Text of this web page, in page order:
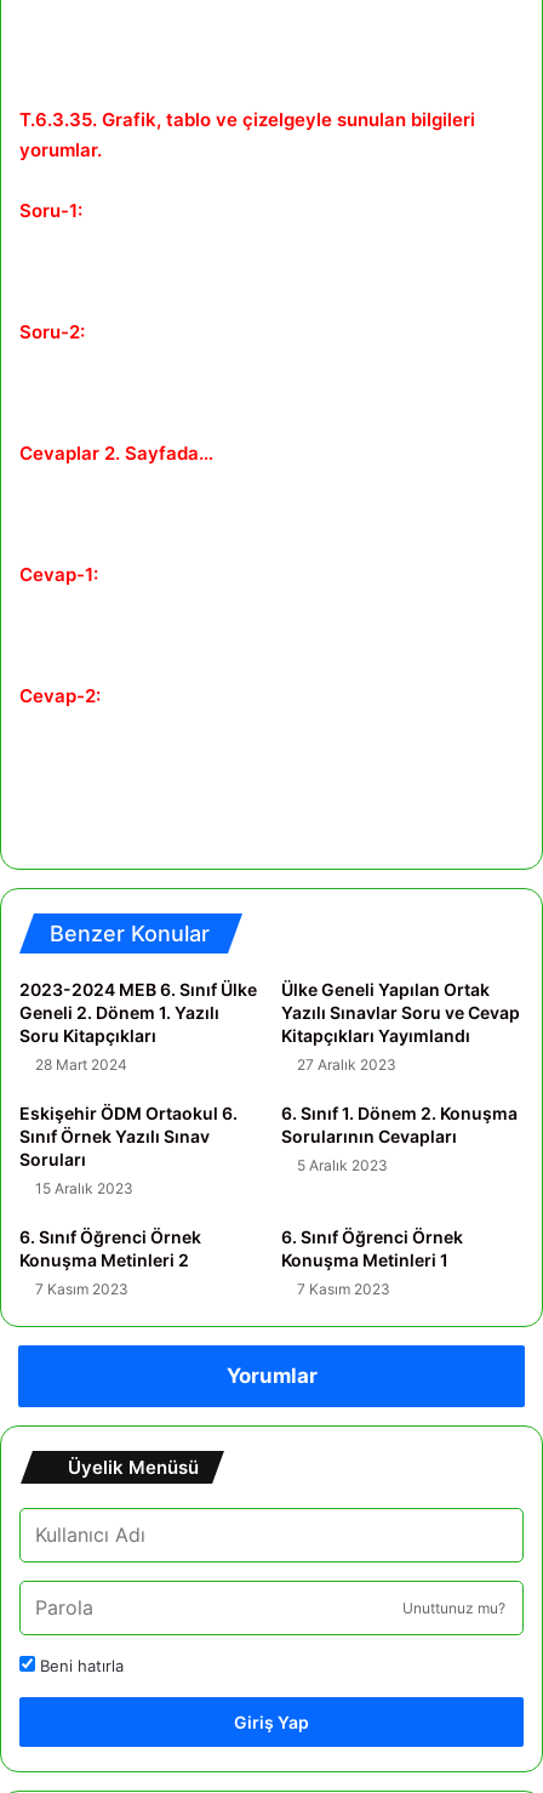
T.6.3.35. Grafik, tablo ve çizelgeyle sunulan bilgileri
yorumlar.
Soru-1:
Soru-2:
Cevaplar 2. Sayfada…
Cevap-1:
Cevap-2:
Benzer Konular
2023-2024 MEB 6. Sınıf Ülke
Geneli 2. Dönem 1. Yazılı
Soru Kitapçıkları
28 Mart 2024
Ülke Geneli Yapılan Ortak
Yazılı Sınavlar Soru ve Cevap
Kitapçıkları Yayımlandı
27 Aralık 2023
Eskişehir ÖDM Ortaokul 6.
Sınıf Örnek Yazılı Sınav
Soruları
15 Aralık 2023
6. Sınıf 1. Dönem 2. Konuşma
Sorularının Cevapları
5 Aralık 2023
6. Sınıf Öğrenci Örnek
Konuşma Metinleri 2
7 Kasım 2023
6. Sınıf Öğrenci Örnek
Konuşma Metinleri 1
7 Kasım 2023
Yorumlar
Üyelik Menüsü
Unuttunuz mu?
Beni hatırla
Giriş Yap